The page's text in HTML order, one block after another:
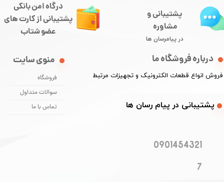
درباره فروشگاه ما
​فروش انواع قطعات الکترونیک و تجهیزات مرتبط
منوی سایت
فروشگاه
سوالات متداول
تماس با ما
​​پشتیبانی در پیام رسان ها
0901454321
7
درگاه امن بانکی
​​​​​​پشتیبانی از کارت های
​​​​​​​عضو شتاب
پشتیبانی و
مشاوره
در پیامرسان ها